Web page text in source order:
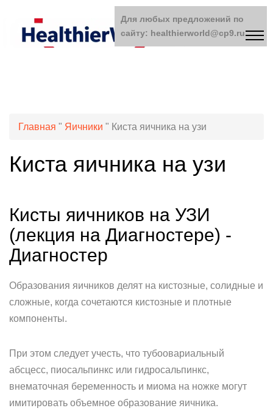
Главная " Яичники " Киста яичника на узи
Киста яичника на узи
Кисты яичников на УЗИ
(лекция на Диагностере) -
Диагностер
Образования яичников делят на кистозные, солидные и
сложные, когда сочетаются кистозные и плотные
компоненты.
При этом следует учесть, что тубоовариальный
абсцесс, пиосальпинкс или гидросальпинкс,
внематочная беременность и миома на ножке могут
имитировать объемное образование яичника.
Для любых предложений по
сайту: healthierworld@cp9.ru